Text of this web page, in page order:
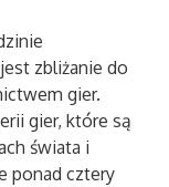
zbliżanie do
gier.
gier, które są
świata i
ponad cztery